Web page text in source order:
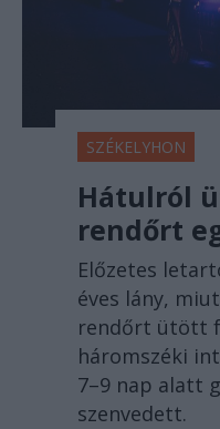
SZÉKELYHON
Hátulról
rendőrt
Előzetes
éves lány,
rendőrt ütött
háromszéki
7–9 nap alatt
szenvedett.